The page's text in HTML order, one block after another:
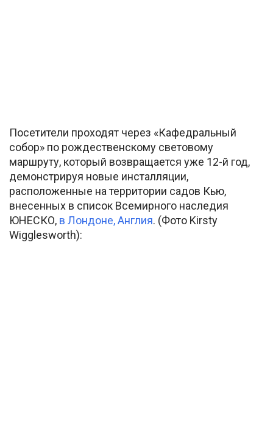
Посетители проходят через «Кафедральный
собор» по рождественскому световому
маршруту, который возвращается уже 12-й год,
демонстрируя новые инсталляции,
расположенные на территории садов Кью,
внесенных в список Всемирного наследия
ЮНЕСКО, в Лондоне, Англия. (Фото Kirsty
Wigglesworth):